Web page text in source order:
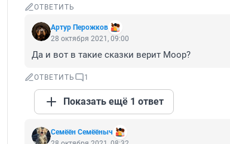
ОТВЕТИТЬ
Артур Перожков
28 октября 2021, 09:00
Да и вот в такие сказки верит Моор?
ОТВЕТИТЬ 1
Показать ещё 1 ответ
Семёён Семёёныч